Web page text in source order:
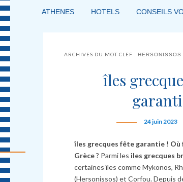
ATHENES HOTELS CONSEILS
ARCHIVES DU MOT-CLEF :HERSONISSOS
îles
24 juin 2023
îles grecques fête garantie! Où
Grèce? Parmi les iles grecques
certaines îles comme Mykonos,
(Hersonissos) et Corfou. Depuis